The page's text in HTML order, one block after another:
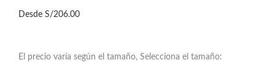
Desde S/206.00
El precio varía según el tamaño, Selecciona el tamaño: